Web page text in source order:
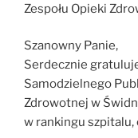
Zespołu Opieki
Szanowny Panie,
Serdecznie
Samodzielnego
Zdrowotnej w
w rankingu